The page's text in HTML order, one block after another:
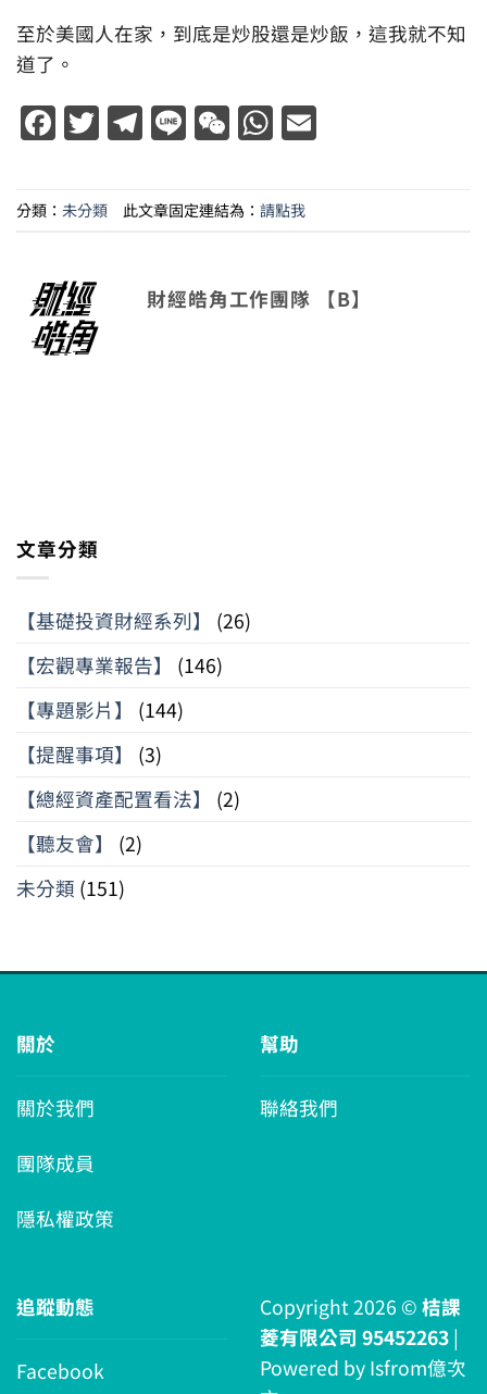
至於美國人在家，到底是炒股還是炒飯，這我就不知
道了。
Facebook
Twitter
Telegram
LineWeChatWhatsApp
分類： 未分類 此文章固定連結為： 請點我
財經皓角工作團隊 【B】
文章分類
【基礎投資財經系列】
(26)
【宏觀專業報告】
(146)
【專題影片】
(144)
【提醒事項】
(3)
【總經資產配置看法】
(2)
【聽友會】
(2)
未分類 (151)
關於
關於我們
團隊成員
隱私權政策
幫助
聯絡我們
追蹤動態
Facebook
Copyright 2026 © 桔課
菱有限公司 95452263 |
Powered by Isfrom億次